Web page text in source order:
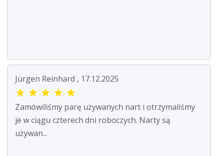
Jürgen Reinhard , 17.12.2025
★ ★ ★ ★ ★
Zamówiliśmy parę używanych nart i otrzymaliśmy
je w ciągu czterech dni roboczych. Narty są
używan...